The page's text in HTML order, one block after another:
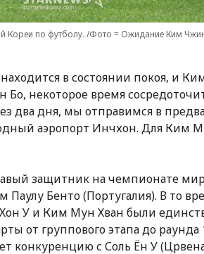
по футболу. /Фото = Ожидание Ким
в состоянии покоя, и
Бо, некоторое время
два дня, мы отправимся в
аэропорт Инчхон. Для Ким
защитник на чемпионате
Паулу Бенто (Португалия). В то
У и Ким Мун Хван были
от группового этапа до раунда
конкуренцию с Соль Ён У